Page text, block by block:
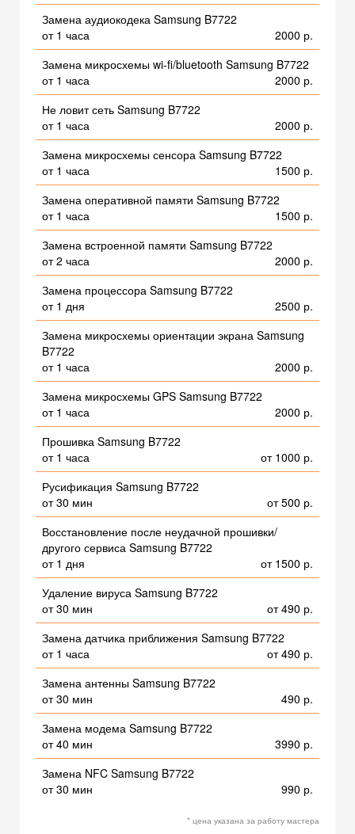
Замена аудиокодека Samsung B7722
от 1 часа
2000 р.
Замена микросхемы wi-fi/bluetooth Samsung B7722
от 1 часа
2000 р.
Не ловит сеть Samsung B7722
от 1 часа
2000 р.
Замена микросхемы сенсора Samsung B7722
от 1 часа
1500 р.
Замена оперативной памяти Samsung B7722
от 1 часа
1500 р.
Замена встроенной памяти Samsung B7722
от 2 часа
2000 р.
Замена процессора Samsung B7722
от 1 дня
2500 р.
Замена микросхемы ориентации экрана Samsung
B7722
от 1 часа
2000 р.
Замена микросхемы GPS Samsung B7722
от 1 часа
2000 р.
Прошивка Samsung B7722
от 1 часа
от 1000 р.
Русификация Samsung B7722
от 30 мин
от 500 р.
Восстановление после неудачной прошивки/
другого сервиса Samsung B7722
от 1 дня
от 1500 р.
Удаление вируса Samsung B7722
от 30 мин
от 490 р.
Замена датчика приближения Samsung B7722
от 1 часа
от 490 р.
Замена антенны Samsung B7722
от 30 мин
490 р.
Замена модема Samsung B7722
от 40 мин
3990 р.
Замена NFC Samsung B7722
от 30 мин
990 р.
* цена указана за работу мастера